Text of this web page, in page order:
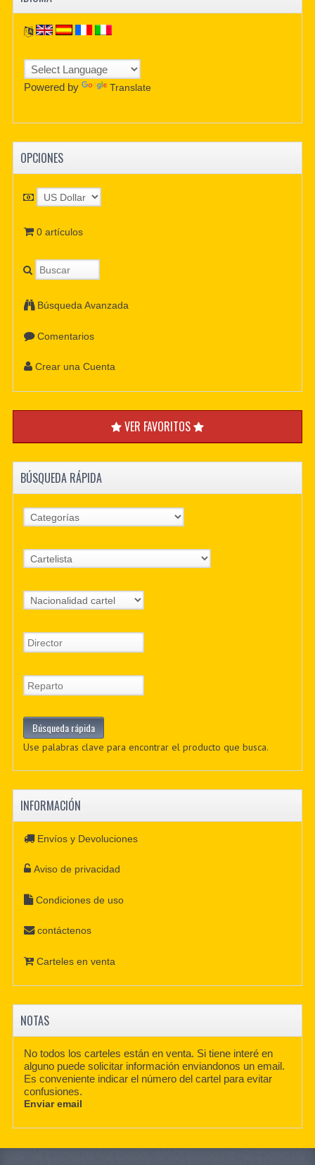
Powered by Translate
OPCIONES
0 artículos
Búsqueda Avanzada
Comentarios
Crear una Cuenta
VER FAVORITOS
BÚSQUEDA RÁPIDA
Use palabras clave para encontrar el producto que busca.
INFORMACIÓN
Envíos y Devoluciones
Aviso de privacidad
Condiciones de uso
contáctenos
Carteles en venta
NOTAS
No todos los carteles están en venta. Si tiene interé en
alguno puede solicitar información enviandonos un email.
Es conveniente indicar el número del cartel para evitar
confusiones.
Enviar email